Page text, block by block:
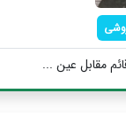
مقابل عین ...